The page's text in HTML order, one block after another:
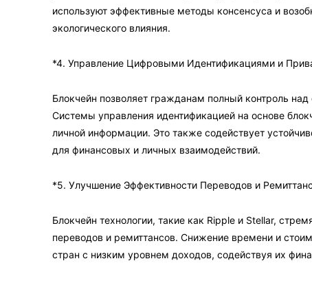
используют эффективные методы консенсуса и
экологического влияния.
*4. Управление Цифровыми Идентификациями и
Блокчейн позволяет гражданам полный контроль
Системы управления идентификацией на основе
личной информации. Это также содействует
для финансовых и личных взаимодействий.
*5. Улучшение Эффективности Переводов и
Блокчейн технологии, такие как Ripple и Stellar,
переводов и ремиттансов. Снижение времени и
стран с низким уровнем доходов, содействуя их